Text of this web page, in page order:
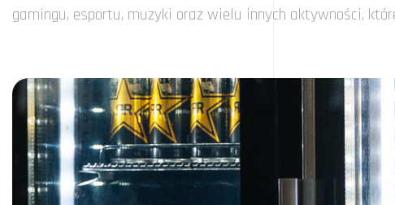
gamingu, esportu, muzyki oraz wielu innych aktywności,